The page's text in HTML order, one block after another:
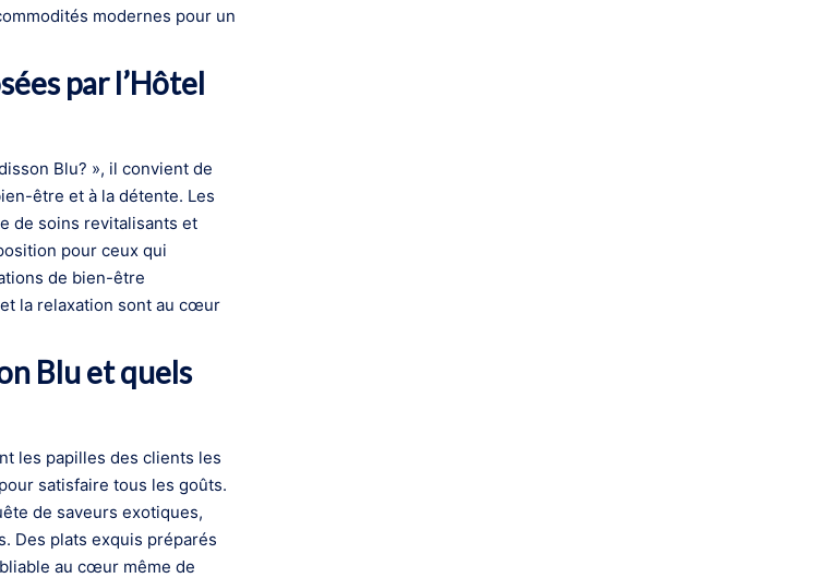
modernes pour un
par l’Hôtel
Blu? », il convient de
être et à la détente. Les
de soins revitalisants et
pour ceux qui
de bien-être
la relaxation sont au cœur
Blu et quels
les papilles des clients les
satisfaire tous les goûts.
de saveurs exotiques,
Des plats exquis préparés
au cœur même de